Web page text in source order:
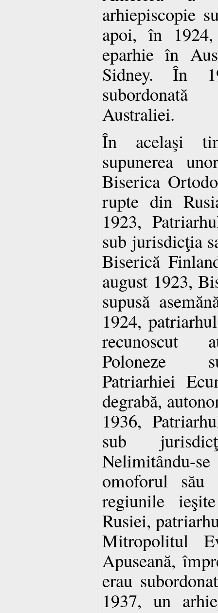
arhiepiscopie
apoi, în
eparhie în
Sidney. În
Australiei.
În acelaşi
supunerea
Biserica
rupte din
1923,
sub jurisdicţia
Biserică
august 1923,
supusă
1924,
recunoscut
Poloneze
Patriarhiei
degrabă,
1936,
sub
omoforul
regiunile
Rusiei,
Mitropolitul
Apuseană,
erau
1937, un